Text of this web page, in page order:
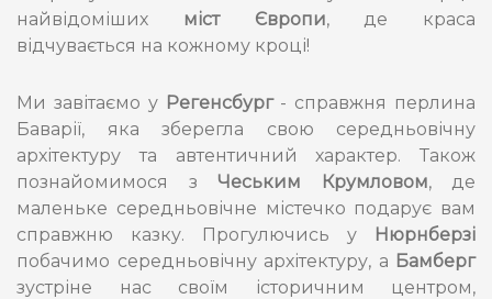
найвідоміших міст Європи, де краса
відчувається на кожному кроці!
Ми завітаємо у Регенсбург - справжня перлина
Баварії, яка зберегла свою середньовічну
архітектуру та автентичний характер. Також
познайомимося з Чеським Крумловом, де
маленьке середньовічне містечко подарує вам
справжню казку.
Прогулючись у
Нюрнберзі
побачимо середньовічну архітектуру, а Бамберг
зустріне нас
своїм історичним центром,